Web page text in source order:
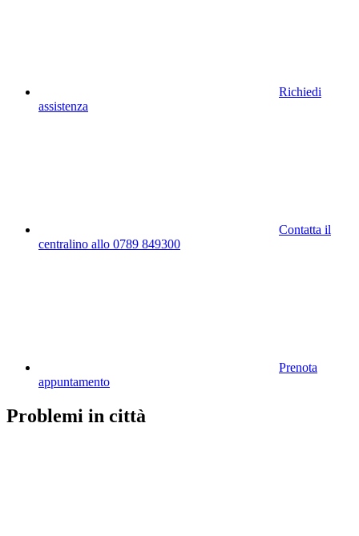
Richiedi
assistenza
Contatta il
centralino allo 0789 849300
Prenota
appuntamento
Problemi in città